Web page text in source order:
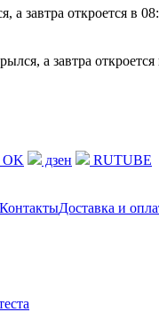
а завтра откроется в
а завтра откроется
OK дзен
RUTUBE
КонтактыДоставка и